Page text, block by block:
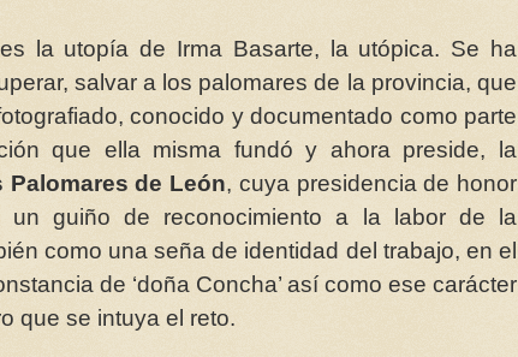
la utopía de Irma Basarte, la utópica. Se ha
salvar a los palomares de la provincia, que
conocido y documentado como parte
que ella misma fundó y ahora preside, la
de León, cuya presidencia de honor
un guiño de reconocimiento a la labor de la
como una seña de identidad del trabajo, en el
de ‘doña Concha’ así como ese carácter
que se intuya el reto.